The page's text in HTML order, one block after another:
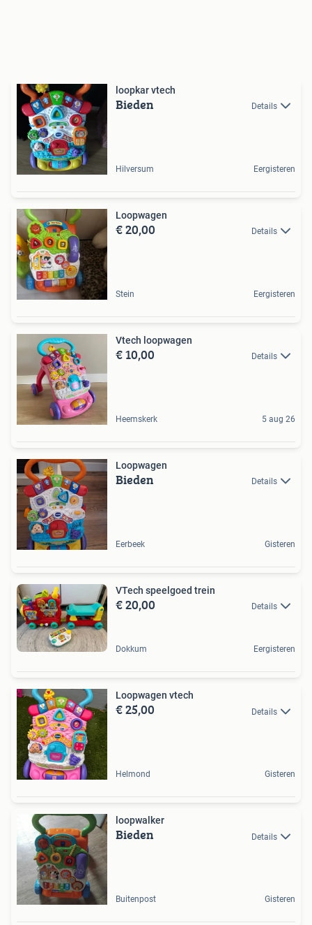
loopkar vtech
Bieden Details
Hilversum Eergisteren
Loopwagen
€ 20,00 Details
Stein Eergisteren
Vtech loopwagen
€ 10,00 Details
Heemskerk 5 aug 26
Loopwagen
Bieden Details
Eerbeek Gisteren
VTech speelgoed trein
€ 20,00 Details
Dokkum Eergisteren
Loopwagen vtech
€ 25,00 Details
Helmond Gisteren
loopwalker
Bieden Details
Buitenpost Gisteren